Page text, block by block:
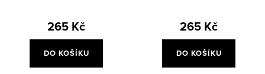
265 Kč
DO KOŠÍKU
265 Kč
DO KOŠÍKU